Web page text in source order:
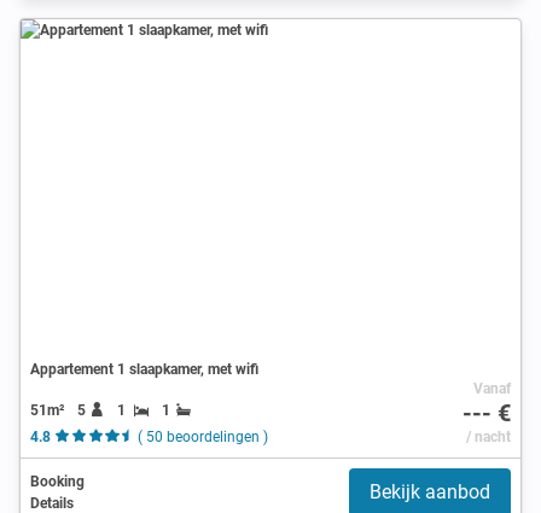
Appartement 1 slaapkamer, met wifi
51m² 5 1
1
4.8
( 50 beoordelingen )
Vanaf
--- €
/ nacht
Booking
Details
Bekijk aanbod